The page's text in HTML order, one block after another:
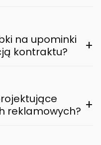
na upominki
kontraktu?
+
reklamowych? +